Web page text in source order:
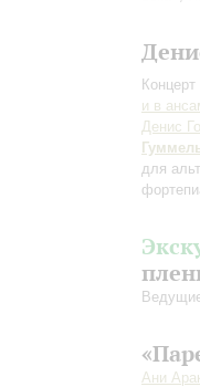
и в
Денис
для
Ани